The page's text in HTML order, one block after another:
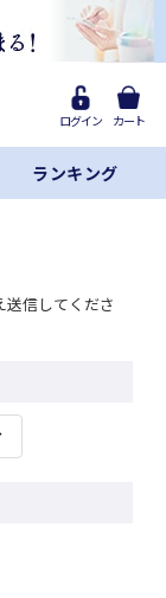
ログイン カート
ランキング
信してくださ